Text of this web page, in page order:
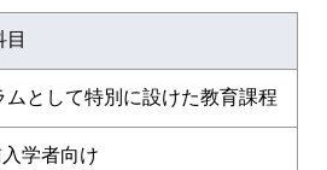
原子核工学コース
人間医療科学技術コース
ース
原子核工学コース
知能情報コース
エネルギー・情報コース
ース
コース
都市・環境学コース
コース
養科目
目
国語科目
ムとして特別に設けた教育課程
学者向け